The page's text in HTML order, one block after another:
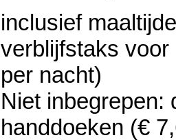
inclusief
verblijfstaks
per nacht)
Niet inbegrepen:
handdoeken (€